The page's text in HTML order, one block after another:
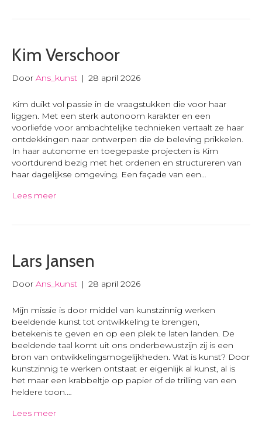
Kim Verschoor
Door Ans_kunst | 28 april 2026
Kim duikt vol passie in de vraagstukken die voor haar
liggen. Met een sterk autonoom karakter en een
voorliefde voor ambachtelijke technieken vertaalt ze haar
ontdekkingen naar ontwerpen die de beleving prikkelen.
In haar autonome en toegepaste projecten is Kim
voortdurend bezig met het ordenen en structureren van
haar dagelijkse omgeving. Een façade van een…
Lees meer
Lars Jansen
Door Ans_kunst | 28 april 2026
Mijn missie is door middel van kunstzinnig werken
beeldende kunst tot ontwikkeling te brengen,
betekenis te geven en op een plek te laten landen. De
beeldende taal komt uit ons onderbewustzijn zij is een
bron van ontwikkelingsmogelijkheden. Wat is kunst? Door
kunstzinnig te werken ontstaat er eigenlijk al kunst, al is
het maar een krabbeltje op papier of de trilling van een
heldere toon.…
Lees meer